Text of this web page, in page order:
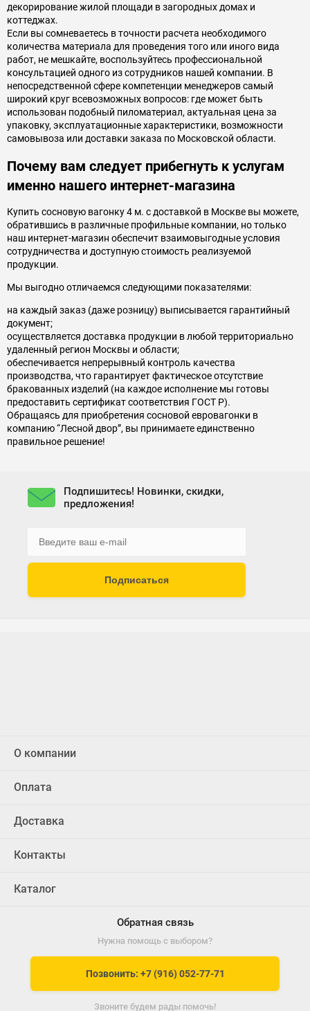
декорирование жилой площади в загородных домах и
коттеджах.
Если вы сомневаетесь в точности расчета необходимого
количества материала для проведения того или иного вида
работ, не мешкайте, воспользуйтесь профессиональной
консультацией одного из сотрудников нашей компании. В
непосредственной сфере компетенции менеджеров самый
широкий круг всевозможных вопросов: где может быть
использован подобный пиломатериал, актуальная цена за
упаковку, эксплуатационные характеристики, возможности
самовывоза или доставки заказа по Московской области.
Почему вам следует прибегнуть к услугам
именно нашего интернет-магазина
Купить сосновую вагонку 4 м. с доставкой в Москве вы можете,
обратившись в различные профильные компании, но только
наш интернет-магазин обеспечит взаимовыгодные условия
сотрудничества и доступную стоимость реализуемой
продукции.
Мы выгодно отличаемся следующими показателями:
на каждый заказ (даже розницу) выписывается гарантийный
документ;
осуществляется доставка продукции в любой территориально
удаленный регион Москвы и области;
обеспечивается непрерывный контроль качества
производства, что гарантирует фактическое отсутствие
бракованных изделий (на каждое исполнение мы готовы
предоставить сертификат соответствия ГОСТ Р).
Обращаясь для приобретения сосновой евровагонки в
компанию “Лесной двор”, вы принимаете единственно
правильное решение!
Подпишитесь! Новинки, скидки,
предложения!
Подписаться
О компании
Оплата
Доставка
Контакты
Каталог
Обратная связь
Нужна помощь с выбором?
Позвонить: +7 (916) 052-77-71
Звоните будем рады помочь!